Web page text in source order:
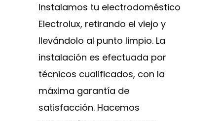
Instalamos tu electrodoméstico
Electrolux, retirando el viejo y
llevándolo al punto limpio. La
instalación es efectuada por
técnicos cualificados, con la
máxima garantía de
satisfacción. Hacemos